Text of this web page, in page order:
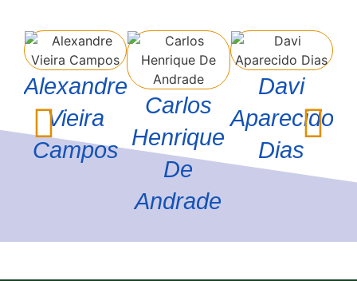
Alexandre
Vieira
Campos
Carlos
Henrique
De
Andrade
Davi
Aparecido
Dias